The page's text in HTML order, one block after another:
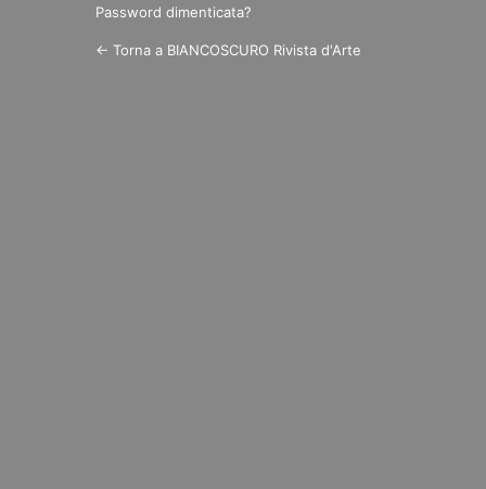
Password dimenticata?
← Torna a BIANCOSCURO Rivista d'Arte